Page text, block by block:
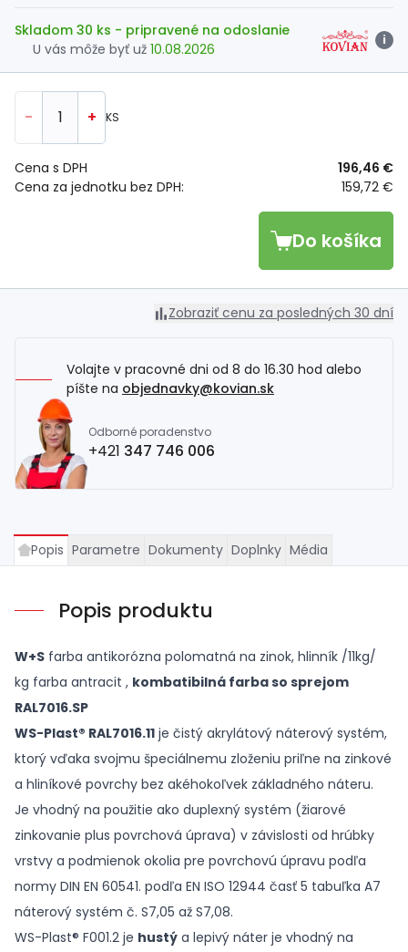
Skladom 30 ks - pripravené na odoslanie
U vás môže byť už 10.08.2026
i
- + KS
Cena za jednotku bez DPH: 159,72 €
Cena s DPH 196,46 €
Do košíka
Zobraziť cenu za posledných 30 dní
Volajte v pracovné dni od 8 do 16.30 hod alebo
píšte na objednavky@kovian.sk
Odborné poradenstvo
+421 347 746 006
Popis Parametre Dokumenty Doplnky Média
Popis produktu
W+S farba antikorózna polomatná na zinok, hlinník /11kg/
kg farba antracit , kombatibilná farba so sprejom
RAL7016.SP
WS-Plast® RAL7016.11 je čistý akrylátový náterový systém,
ktorý vďaka svojmu špeciálnemu zloženiu priľne na zinkové
a hliníkové povrchy bez akéhokoľvek základného náteru.
Je vhodný na použitie ako duplexný systém (žiarové
zinkovanie plus povrchová úprava) v závislosti od hrúbky
vrstvy a podmienok okolia pre povrchovú úpravu podľa
normy DIN EN 60541. podľa EN ISO 12944 časť 5 tabuľka A7
náterový systém č. S7,05 až S7,08.
WS-Plast® F001.2 je hustý a lepivý náter je vhodný na